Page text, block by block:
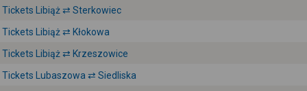
Tickets Libiąż ⇄ Sterkowiec
Tickets Libiąż ⇄ Kłokowa
Tickets Libiąż ⇄ Krzeszowice
Tickets Lubaszowa ⇄ Siedliska